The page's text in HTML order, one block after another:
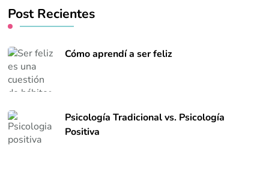
Post Recientes
Cómo aprendí a ser feliz
Psicología Tradicional vs. Psicología
Positiva